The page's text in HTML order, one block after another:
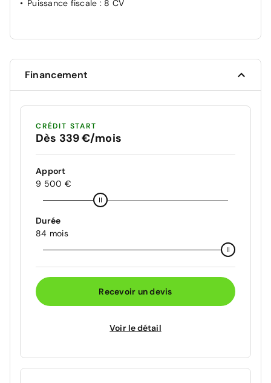
Puissance fiscale : 8 CV
Financement
CRÉDIT START
Dès 339 €/mois
Apport
9 500 €
Durée
84 mois
Recevoir un devis
Voir le détail